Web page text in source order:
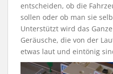
entscheiden, ob die
sollen oder ob man sie
Unterstützt wird das
Geräusche, die von der
etwas laut und eintönig